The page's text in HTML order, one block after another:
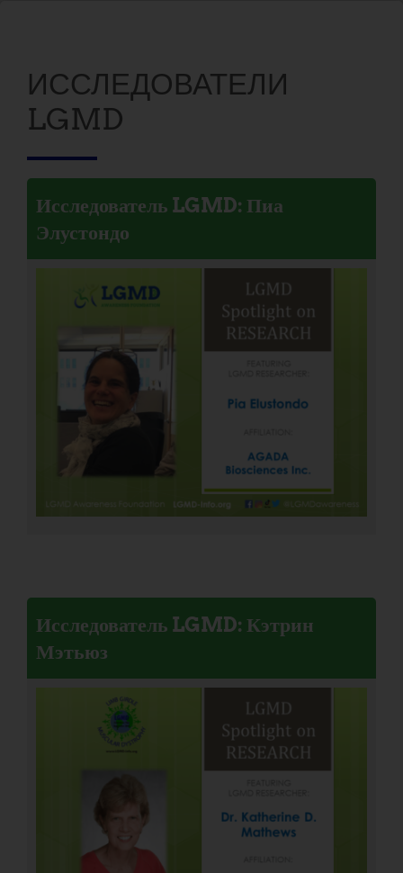
ИССЛЕДОВАТЕЛИ
LGMD
Исследователь LGMD: Пиа
Элустондо
Исследователь LGMD: Кэтрин
Мэтьюз